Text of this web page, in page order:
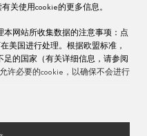
关使用cookie的更多信息。
本网站所收集数据的注意事项：点
美国进行处理。根据欧盟标准，
的国家（有关详细信息，请参阅
许必要的cookie，以确保不会进行